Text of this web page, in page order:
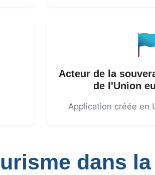
Acteur de la
de l'Union
Application créée en
dans